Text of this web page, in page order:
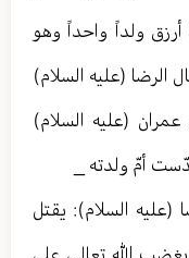
أرزق ولداً واحداً وهو
الرضا (عليه السلام)
(عليه السلام)
أمّ ولدته _
السلام): يقتل
الله تعالی على